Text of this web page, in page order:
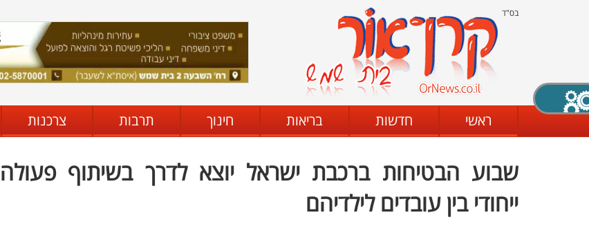
בס"ד
ראשי חדשות בריאות חינוך תרבות צרכנות
שבוע הבטיחות ברכבת ישראל יוצא לדרך בשיתוף פעולה
ייחודי בין עובדים לילדיהם
X סגירה
מצב שחור - לבן קביעת ניגודיות